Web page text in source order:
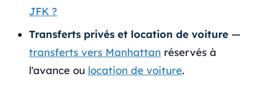
JFK ?
Transferts privés et location de voiture —
transferts vers Manhattan réservés à
l'avance ou location de voiture.